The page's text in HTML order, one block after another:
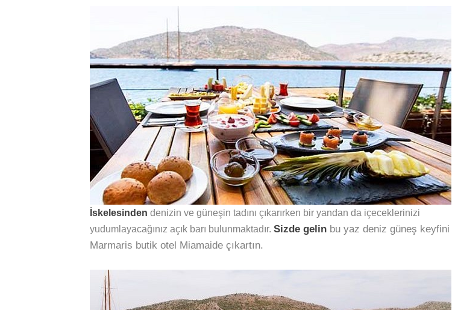
İskelesindendenizin ve güneşin tadını çıkarırken bir yandan da içeceklerinizi
yudumlayacağınız açık barı bulunmaktadır.Sizde gelin bu yaz deniz güneş keyfini
Marmaris butik otel Miamaide çıkartın.